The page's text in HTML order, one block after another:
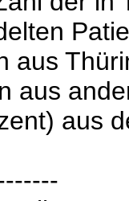
aus
aus
aus